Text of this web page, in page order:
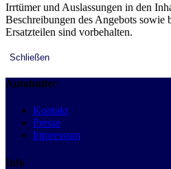
Irrtümer und Auslassungen in den
Beschreibungen des Angebots sowie
Ersatzteilen sind vorbehalten.
Schließen
Autobutler
Kontakt
Presse
Impressum
Info